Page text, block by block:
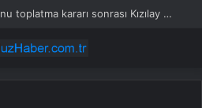
İsviçre’nin maden suyunu toplatma kararı sonrası Kızılay sessizliğini bozdu